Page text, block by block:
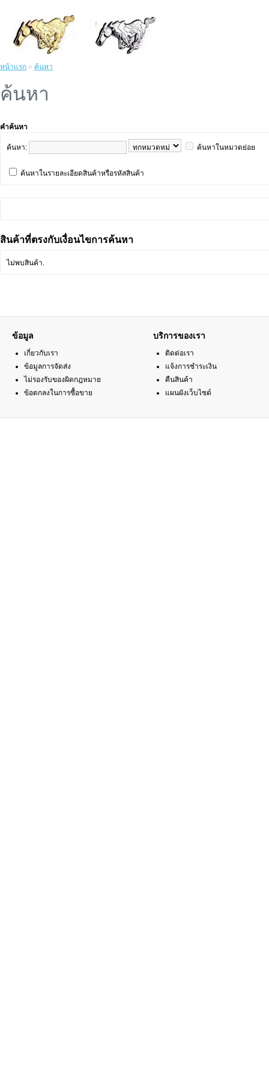
หน้าแรก » ค้นหา
ค้นหา
คำค้นหา
ค้นหา: ค้นหาในหมวดย่อย
ค้นหาในรายละเอียดสินค้าหรือรหัสสินค้า
สินค้าที่ตรงกับเงื่อนไขการค้นหา
ไม่พบสินค้า.
ข้อมูล
เกี่ยวกับเรา
ข้อมูลการจัดส่ง
ไม่รองรับของผิดกฎหมาย
ข้อตกลงในการซื้อขาย
บริการของเรา
ติดต่อเรา
แจ้งการชำระเงิน
คืนสินค้า
แผนผังเว็บไซต์